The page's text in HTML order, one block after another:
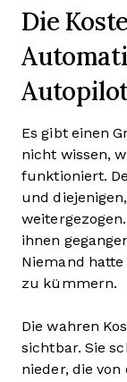
Die
Es gibt einen
nicht wissen,
funktioniert.
und
ihnen
Niemand
zu kümmern.
Die wahren
sichtbar. Sie
nieder, die